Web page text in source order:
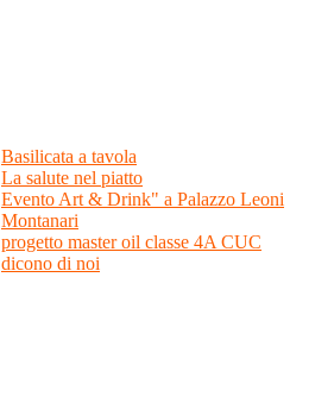
Basilicata a tavola
La salute nel piatto
Evento Art & Drink" a Palazzo Leoni
Montanari
progetto master oil classe 4A CUC
dicono di noi